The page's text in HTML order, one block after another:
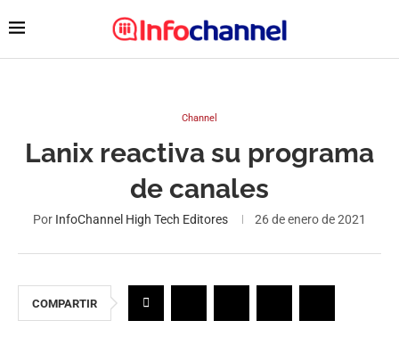
Channel
Lanix reactiva su programa
de canales
Por InfoChannel High Tech Editores 26 de enero de 2021
COMPARTIR